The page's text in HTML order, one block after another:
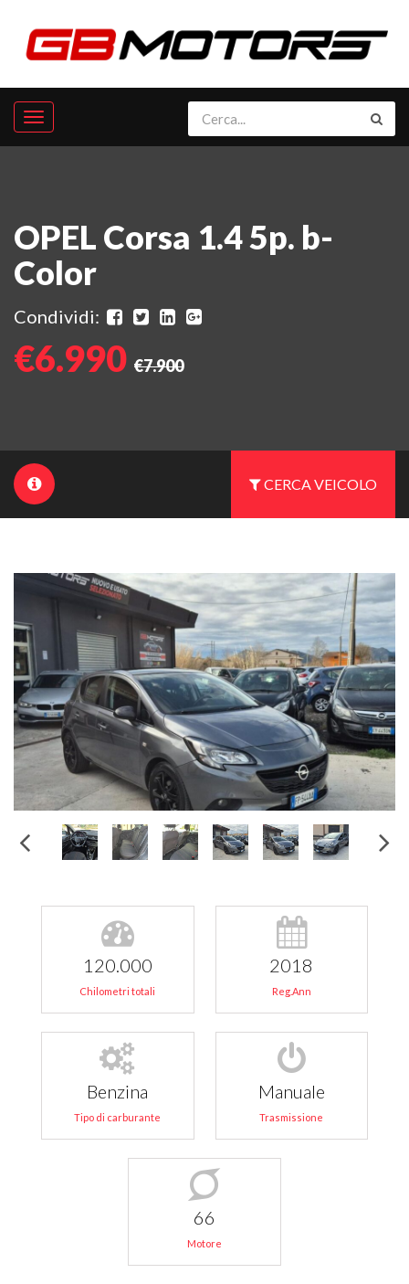
OPEL Corsa 1.4 5p. b-
Color
Condividi:
€6.990 €7.900
CERCA VEICOLO
120.000
Chilometri totali
2018
Reg.Ann
Benzina
Tipo di carburante
Manuale
Trasmissione
66
Motore